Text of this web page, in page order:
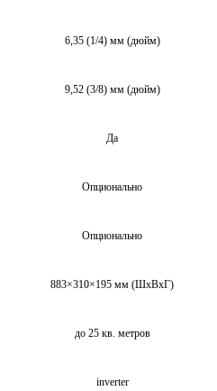
6,35 (1/4) мм (дюйм)
9,52 (3/8) мм (дюйм)
Да
Опционально
Опционально
883×310×195 мм (ШхВхГ)
до 25 кв. метров
inverter